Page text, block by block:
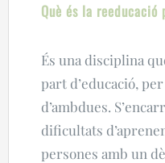
Què és la
És una disciplina
part d’educació,
d’ambdues.
dificultats
persones amb un